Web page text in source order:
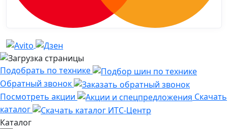
Подобрать по технике
Обратный звонок
Посмотреть акции
Скачать
каталог
Каталог